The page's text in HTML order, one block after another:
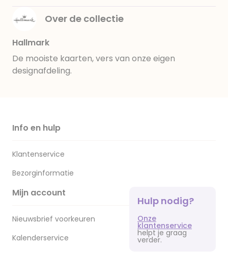
Over de collectie
Hallmark
De mooiste kaarten, vers van onze eigen
designafdeling.
Info en hulp
Klantenservice
Bezorginformatie
Mijn account
Nieuwsbrief voorkeuren
Kalenderservice
Hulp nodig?
Onze
klantenservice
helpt je graag
verder.